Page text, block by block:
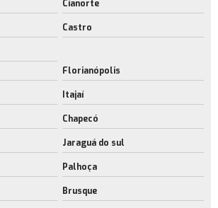
Cianorte
Castro
Florianópolis
Itajaí
Chapecó
Jaraguá do sul
Palhoça
Brusque